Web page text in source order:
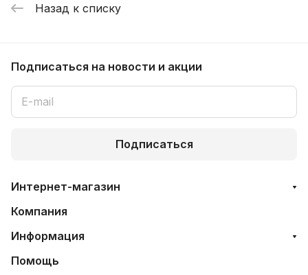
Назад к списку
Подписаться на новости и акции
Подписаться
Интернет-магазин
Компания
Информация
Помощь